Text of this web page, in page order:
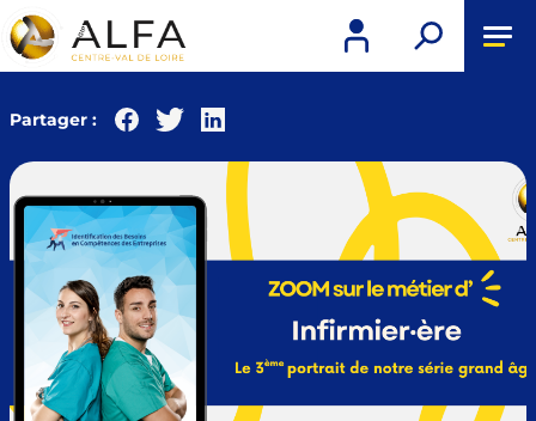
Partager :